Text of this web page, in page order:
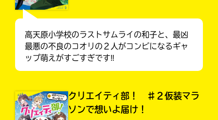
高天原小学校のラストサムライの和子と、最凶
最悪の不良のコオリの２人がコンビになるギャ
ップ萌えがすごすぎです‼︎
クリエイティ部！ ♯２仮装マラ
ソンで想いよ届け！